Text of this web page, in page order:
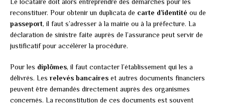
Le locataire doit alors entreprendre des démarches pour les
reconstituer. Pour obtenir un duplicata de carte d’identité ou de
passeport, il faut s’adresser à la mairie ou à la préfecture. La
déclaration de sinistre faite auprès de l’assurance peut servir de
justificatif pour accélérer la procédure.
Pour les diplômes, il faut contacter l’établissement qui les a
délivrés. Les relevés bancaires et autres documents financiers
peuvent être demandés directement auprès des organismes
concernés. La reconstitution de ces documents est souvent